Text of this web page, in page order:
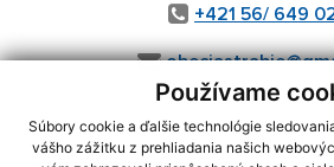
Používame
Súbory cookie a ďalšie technológie
vášho zážitku z prehliadania našich
+421 56/ 649